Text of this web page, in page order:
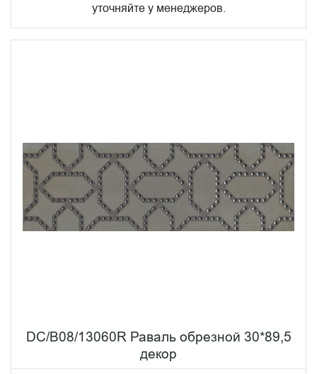
уточняйте у менеджеров.
DC/B08/13060R Раваль обрезной 30*89,5
декор